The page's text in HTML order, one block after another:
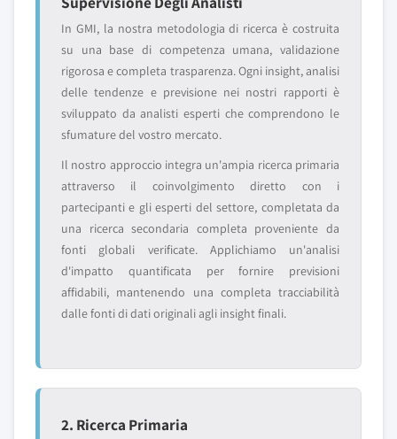
In GMI, la nostra metodologia di ricerca è costruita
su una base di competenza umana, validazione
rigorosa e completa trasparenza. Ogni insight, analisi
delle tendenze e previsione nei nostri rapporti è
sviluppato da analisti esperti che comprendono le
sfumature del vostro mercato.
Il nostro approccio integra un'ampia ricerca primaria
attraverso il coinvolgimento diretto con i
partecipanti e gli esperti del settore, completata da
una ricerca secondaria completa proveniente da
fonti globali verificate. Applichiamo un'analisi
d'impatto quantificata per fornire previsioni
affidabili, mantenendo una completa tracciabilità
dalle fonti di dati originali agli insight finali.
2. Ricerca Primaria